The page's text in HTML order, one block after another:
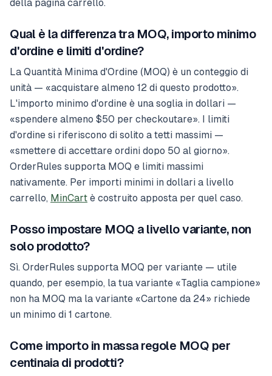
della pagina carrello.
Qual è la differenza tra MOQ, importo minimo
d'ordine e limiti d'ordine?
La Quantità Minima d'Ordine (MOQ) è un conteggio di
unità — «acquistare almeno 12 di questo prodotto».
L'importo minimo d'ordine è una soglia in dollari —
«spendere almeno $50 per checkoutare». I limiti
d'ordine si riferiscono di solito a tetti massimi —
«smettere di accettare ordini dopo 50 al giorno».
OrderRules supporta MOQ e limiti massimi
nativamente. Per importi minimi in dollari a livello
carrello, MinCart è costruito apposta per quel caso.
Posso impostare MOQ a livello variante, non
solo prodotto?
Sì. OrderRules supporta MOQ per variante — utile
quando, per esempio, la tua variante «Taglia campione»
non ha MOQ ma la variante «Cartone da 24» richiede
un minimo di 1 cartone.
Come importo in massa regole MOQ per
centinaia di prodotti?